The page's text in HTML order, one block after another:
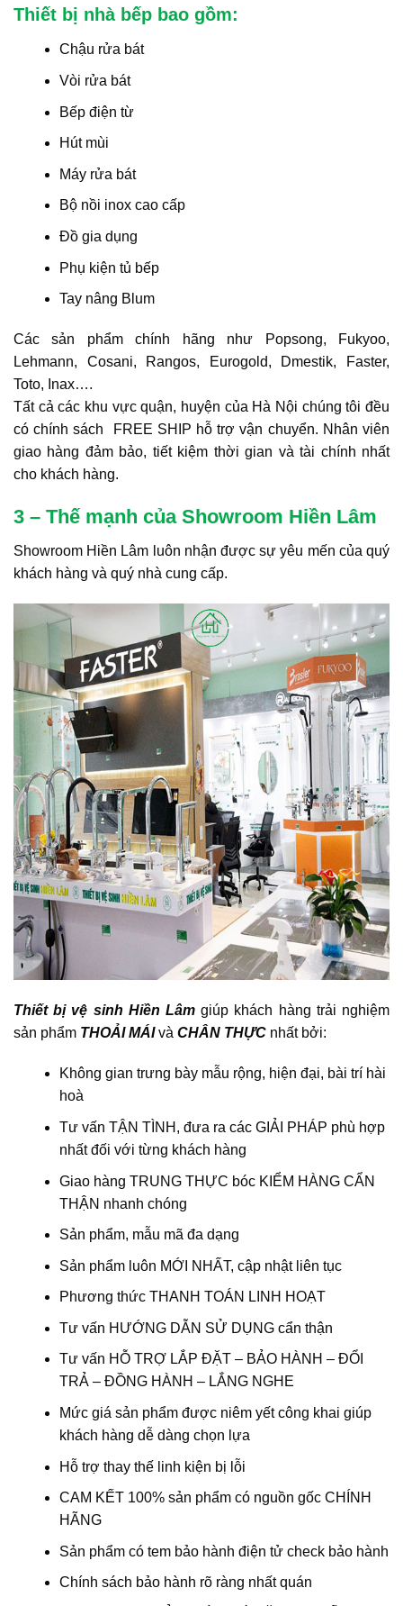
Thiết bị nhà bếp bao gồm:
Chậu rửa bát
Vòi rửa bát
Bếp điện từ
Hút mùi
Máy rửa bát
Bộ nồi inox cao cấp
Đồ gia dụng
Phụ kiện tủ bếp
Tay nâng Blum
Các sản phẩm chính hãng như Popsong, Fukyoo,
Lehmann, Cosani, Rangos, Eurogold, Dmestik, Faster,
Toto, Inax….
Tất cả các khu vực quận, huyện của Hà Nội chúng tôi đều
có chính sách FREE SHIP hỗ trợ vận chuyển. Nhân viên
giao hàng đảm bảo, tiết kiệm thời gian và tài chính nhất
cho khách hàng.
3 – Thế mạnh của Showroom Hiền Lâm
Showroom Hiền Lâm luôn nhận được sự yêu mến của quý
khách hàng và quý nhà cung cấp.
Thiết bị vệ sinh Hiền Lâm giúp khách hàng trải nghiệm
sản phẩm THOẢI MÁIvà CHÂN THỰC nhất bởi:
Không gian trưng bày mẫu rộng, hiện đại, bài trí hài
hoà
Tư vấn TẬN TÌNH, đưa ra các GIẢI PHÁP phù hợp
nhất đối với từng khách hàng
Giao hàng TRUNG THỰC bóc KIỂM HÀNG CẨN
THẬN nhanh chóng
Sản phẩm, mẫu mã đa dạng
Sản phẩm luôn MỚI NHẤT, cập nhật liên tục
Phương thức THANH TOÁN LINH HOẠT
Tư vấn HƯỚNG DẪN SỬ DỤNG cẩn thận
Tư vấn HỖ TRỢ LẮP ĐẶT – BẢO HÀNH – ĐỔI
TRẢ – ĐỒNG HÀNH – LẮNG NGHE
Mức giá sản phẩm được niêm yết công khai giúp
khách hàng dễ dàng chọn lựa
Hỗ trợ thay thế linh kiện bị lỗi
CAM KẾT 100% sản phẩm có nguồn gốc CHÍNH
HÃNG
Sản phẩm có tem bảo hành điện tử check bảo hành
Chính sách bảo hành rõ ràng nhất quán